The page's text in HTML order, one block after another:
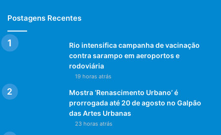
Há uma maneira.
Na verdade: existem muitos mais, e nas próximas linhas
tentaremos dar-lhes uma prova.
Você está pronto para levar sua empresa ao topo no
Youtube?
Partimos em nossa viagem ao longo de algumas dicas de
Postagens Recentes
Rio intensifica campanha de vacinação
contra sarampo em aeroportos e
rodoviária
19 horas atrás
Mostra ‘Renascimento Urbano’ é
prorrogada até 20 de agosto no Galpão
das Artes Urbanas
23 horas atrás